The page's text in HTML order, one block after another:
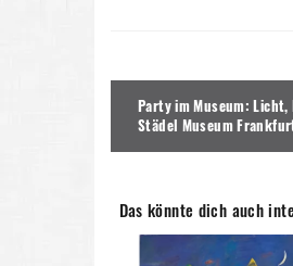
Party im Museum: Licht,
Städel Museum
Das könnte dich auch